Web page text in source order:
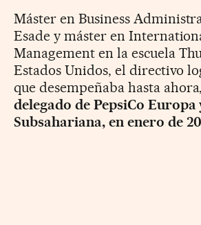
Máster en Business
Esade y máster en
Management en la escuela
Estados Unidos, el directivo
que desempeñaba hasta
delegado de PepsiCo
Subsahariana, en enero de